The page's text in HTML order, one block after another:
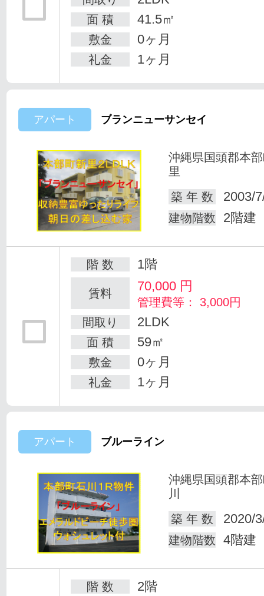
面 積 41.5㎡
敷金 0ヶ月
礼金 1ヶ月
アパート ブランニューサンセイ
沖縄県国頭郡本
里
築 年 数
2003/
建物階数 2階建
階 数 1階
賃料 70,000 円
管理費等： 3,000円
間取り
2LDK
面 積 59㎡
敷金 0ヶ月
礼金 1ヶ月
アパート ブルーライン
沖縄県国頭郡本
川
築 年 数
2020/
建物階数 4階建
階 数 2階